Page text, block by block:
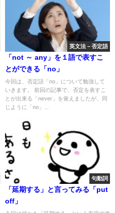
英文法－否定語
「not ～ any」を１語で表すこ
とができる「no」
今回は、否定語「no」について勉強して
いきます。 前回の記事で、否定を表すこ
とが出来る「never」を覚えましたが、同
じように「no」...
句動詞
「延期する」と言ってみる「put
off」